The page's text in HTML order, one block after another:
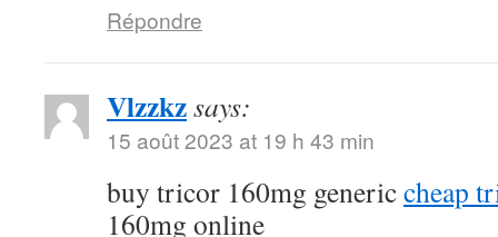
Répondre
Vlzzkzsays:
15 août 2023 at 19 h 43 min
buy tricor 160mg genericcheap
160mg online